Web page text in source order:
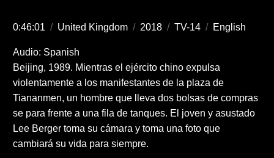
0:46:01 / United Kingdom / 2018 / TV-14 / English
Audio: Spanish
Beijing, 1989. Mientras el ejército chino expulsa
violentamente a los manifestantes de la plaza de
Tiananmen, un hombre que lleva dos bolsas de compras
se para frente a una fila de tanques. El joven y asustado
Lee Berger toma su cámara y toma una foto que
cambiará su vida para siempre.